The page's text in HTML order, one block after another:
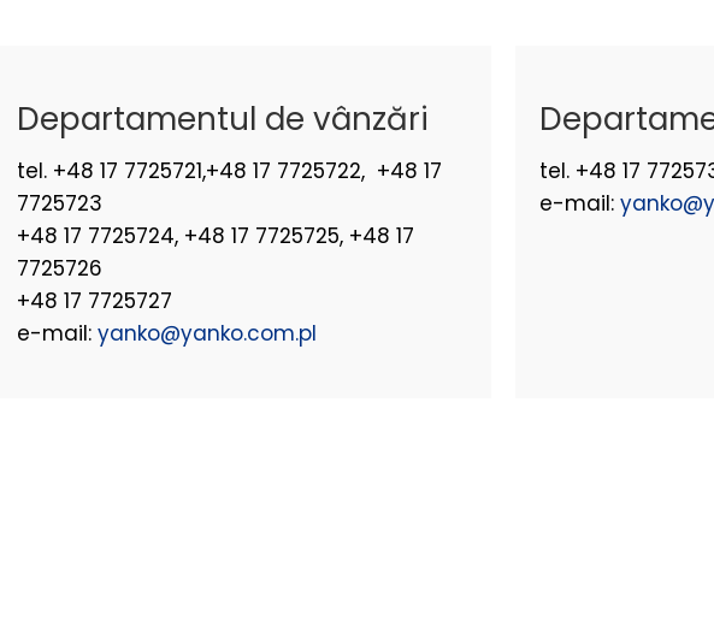
Departamentul de vânzări
tel. +48 17 7725721,+48 17 7725722, +48 17
7725723
+48 17 7725724, +48 17 7725725, +48 17
7725726
+48 17 7725727
e-mail: yanko@yanko.com.pl
tel. +48 17
e-mail: